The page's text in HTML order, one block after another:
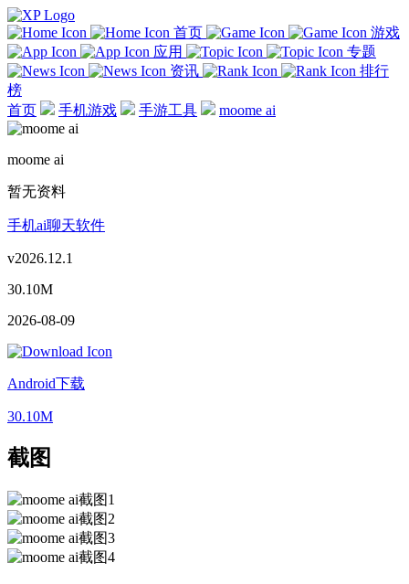
首页
游戏
应用
专题
资讯
排行
榜
首页
手机游戏 手游工具 moome ai
moome ai
暂无资料
手机ai聊天软件
v2026.12.1
30.10M
2026-08-09
Android下载
30.10M
截图